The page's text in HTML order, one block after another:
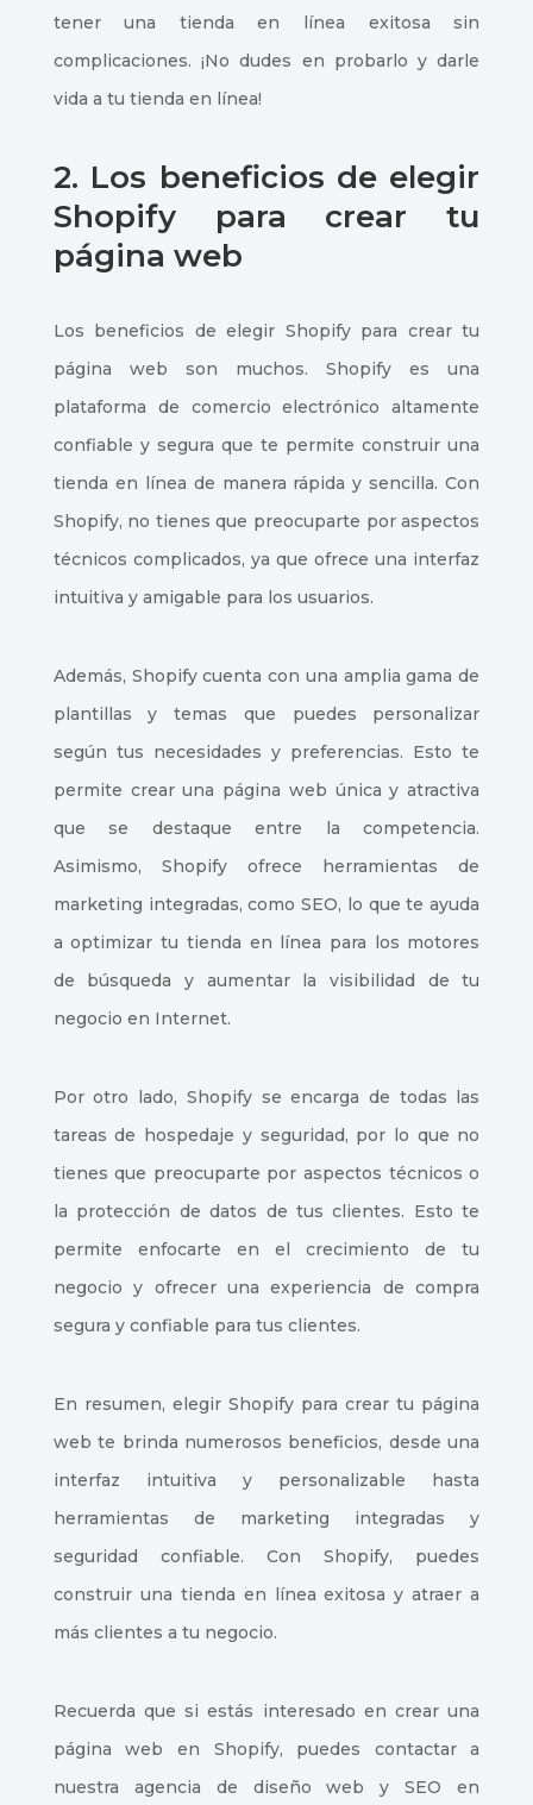
tener una tienda en línea exitosa sin
complicaciones. ¡No dudes en probarlo y darle
vida a tu tienda en línea!
2. Los beneficios de elegir
Shopify para crear tu
página web
Los beneficios de elegir Shopify para crear tu
página web son muchos. Shopify es una
plataforma de comercio electrónico altamente
confiable y segura que te permite construir una
tienda en línea de manera rápida y sencilla. Con
Shopify, no tienes que preocuparte por aspectos
técnicos complicados, ya que ofrece una interfaz
intuitiva y amigable para los usuarios.
Además, Shopify cuenta con una amplia gama de
plantillas y temas que puedes personalizar
según tus necesidades y preferencias. Esto te
permite crear una página web única y atractiva
que se destaque entre la competencia.
Asimismo, Shopify ofrece herramientas de
marketing integradas, como SEO, lo que te ayuda
a optimizar tu tienda en línea para los motores
de búsqueda y aumentar la visibilidad de tu
negocio en Internet.
Por otro lado, Shopify se encarga de todas las
tareas de hospedaje y seguridad, por lo que no
tienes que preocuparte por aspectos técnicos o
la protección de datos de tus clientes. Esto te
permite enfocarte en el crecimiento de tu
negocio y ofrecer una experiencia de compra
segura y confiable para tus clientes.
En resumen, elegir Shopify para crear tu página
web te brinda numerosos beneficios, desde una
interfaz intuitiva y personalizable hasta
herramientas de marketing integradas y
seguridad confiable. Con Shopify, puedes
construir una tienda en línea exitosa y atraer a
más clientes a tu negocio.
Recuerda que si estás interesado en crear una
página web en Shopify, puedes contactar a
nuestra agencia de diseño web y SEO en